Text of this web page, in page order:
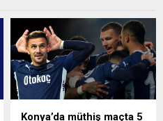
Konya’da müthiş maçta 5